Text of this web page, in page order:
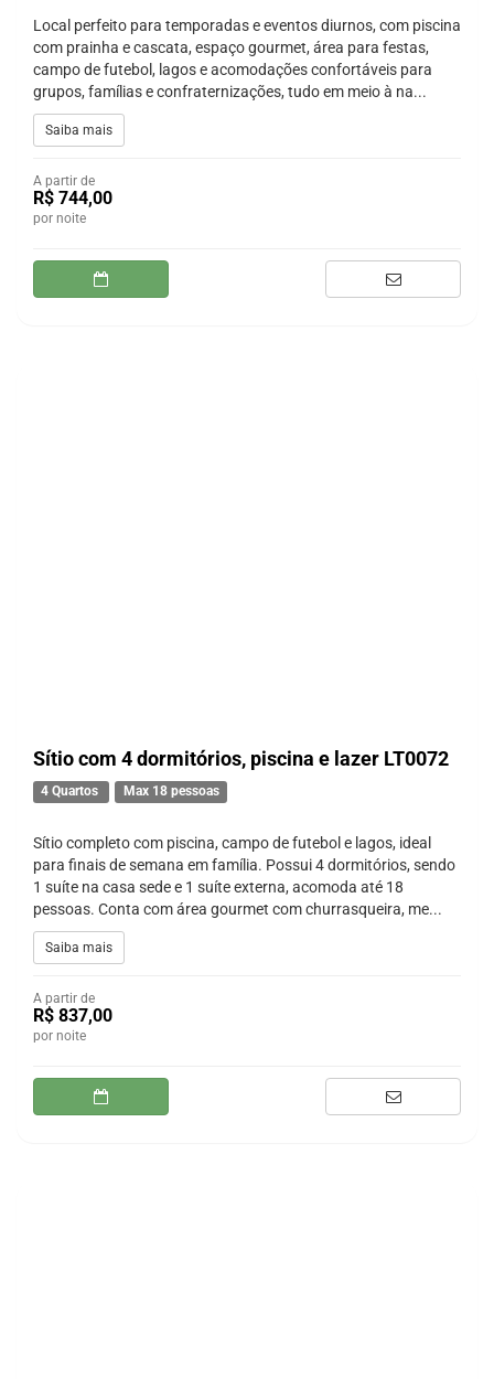
Local perfeito para temporadas e eventos diurnos, com piscina
com prainha e cascata, espaço gourmet, área para festas,
campo de futebol, lagos e acomodações confortáveis para
grupos, famílias e confraternizações, tudo em meio à na...
Saiba mais
A partir de
R$ 744,00
por noite
Sítio com 4 dormitórios, piscina e lazer LT0072
4 Quartos Max 18 pessoas
Sítio completo com piscina, campo de futebol e lagos, ideal
para finais de semana em família. Possui 4 dormitórios, sendo
1 suíte na casa sede e 1 suíte externa, acomoda até 18
pessoas. Conta com área gourmet com churrasqueira, me...
Saiba mais
A partir de
R$ 837,00
por noite